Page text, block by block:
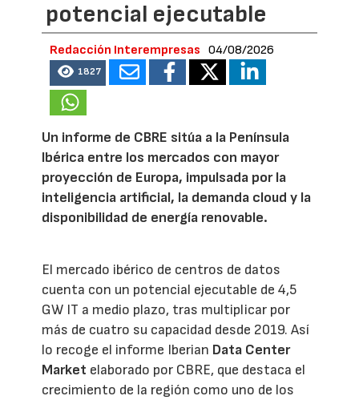
potencial ejecutable
Redacción Interempresas 04/08/2026
1827
Un informe de CBRE sitúa a la Península
Ibérica entre los mercados con mayor
proyección de Europa, impulsada por la
inteligencia artificial, la demanda cloud y la
disponibilidad de energía renovable.
El mercado ibérico de centros de datos
cuenta con un potencial ejecutable de 4,5
GW IT a medio plazo, tras multiplicar por
más de cuatro su capacidad desde 2019. Así
lo recoge el informe Iberian Data Center
Market elaborado por CBRE, que destaca el
crecimiento de la región como uno de los